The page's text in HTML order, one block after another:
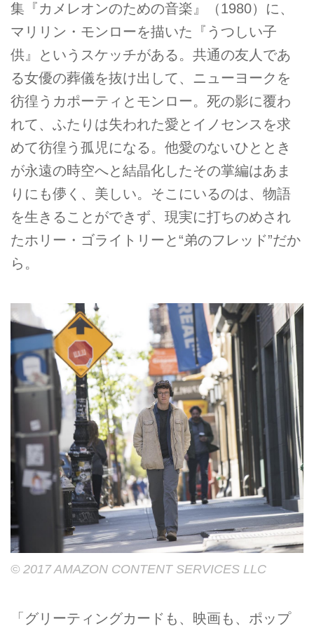
集『カメレオンのための音楽』（1980）に、
マリリン・モンローを描いた『うつしい子
供』というスケッチがある。共通の友人であ
る女優の葬儀を抜け出して、ニューヨークを
彷徨うカポーティとモンロー。死の影に覆わ
れて、ふたりは失われた愛とイノセンスを求
めて彷徨う孤児になる。他愛のないひととき
が永遠の時空へと結晶化したその掌編はあま
りにも儚く、美しい。そこにいるのは、物語
を生きることができず、現実に打ちのめされ
たホリー・ゴライトリーと“弟のフレッド”だか
ら。
© 2017 AMAZON CONTENT SERVICES LLC
「グリーティングカードも、映画も、ポップ